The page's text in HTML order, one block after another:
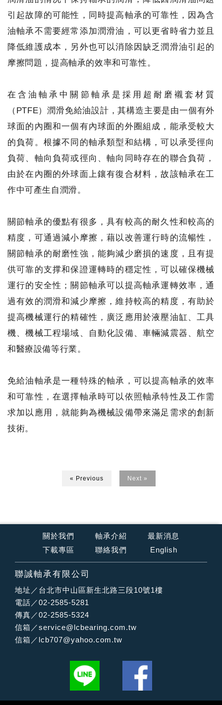
引起故障的可能性，同時提高軸承的可靠性，因為含
油軸承不需要經常添加潤滑油，可以更省時省力並且
降低維護成本，另外也可以消除因缺乏潤滑油引起的
摩擦問題，提高軸承的效率和可靠性。
在含油軸承中關節軸承是採用超耐磨襯套材質
（PTFE）潤滑免給油設計，其構造主要是由一個有外
球面的內圈和一個有內球面的外圈組成，能承受較大
的負荷。根據不同的軸承類型和結構，可以承受徑向
負荷、軸向負荷或徑向、軸向同時存在的聯合負荷，
由於在內圈的外球面上鑲有復合材料，故該軸承在工
作中可產生自潤滑。
關節軸承的優點有很多，具有較高的耐久性和較高的
精度，可通過減小摩擦，藉以改善運行時的流暢性，
關節軸承的耐磨性強，能夠減少磨損的速度，且有提
供可靠的支撑和保證運轉時的穩定性，可以確保機械
運行的安全性；關節軸承可以提高軸承運轉效率，通
過有效的潤滑和減少摩擦，維持較高的精度，有助於
提高機械運行的精確性，廣泛應用於液壓油缸、工具
機、機械工程場域、自動化設備、車輛減震器、航空
和醫療設備等行業。
免給油軸承是一種特殊的軸承，可以提高軸承的效率
和可靠性，在選擇軸承時可以依照軸承特性及工作需
求加以應用，就能夠為機械設備帶來滿足需求的創新
技術。
« Previous Next »
關於我們 軸承介紹
最新消息
下載專區
聯絡我們 English
聯誠軸承有限公司
地址／台北市中山區新生北路三段10號1樓
電話／02-2585-5281
傳真／02-2585-5324
信箱／service@lcbearing.com.tw
信箱／ lcb707@yahoo.com.tw